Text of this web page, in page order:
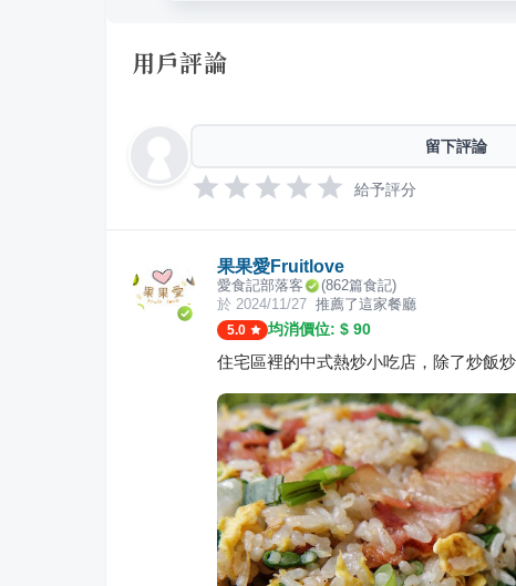
用戶評論
留下評論
給予評分
果果愛Fruitlove
愛食記部落客 (862篇食記)
於 2024/11/27 推薦了這家餐廳
5.0 均消價位: $ 90
住宅區裡的中式熱炒小吃店，除了炒飯